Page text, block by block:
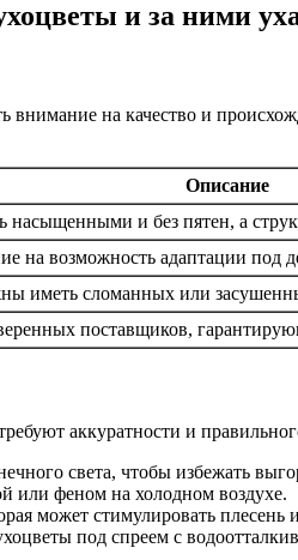
и за ними
внимание на качество и
Описание
и без пятен, а
на возможность адаптации под
иметь сломанных или
поставщиков,
аккуратности и
света, чтобы избежать
или феном на холодном воздухе.
может стимулировать плесень
под спреем с